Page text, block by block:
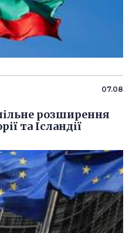
07.08
розширення
та Ісландії